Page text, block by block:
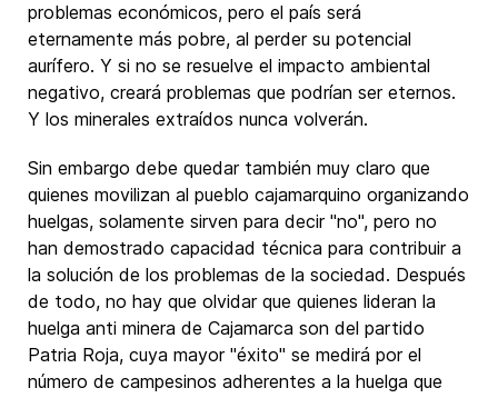
problemas económicos, pero el país será
eternamente más pobre, al perder su potencial
aurífero. Y si no se resuelve el impacto ambiental
negativo, creará problemas que podrían ser eternos.
Y los minerales extraídos nunca volverán.
Sin embargo debe quedar también muy claro que
quienes movilizan al pueblo cajamarquino organizando
huelgas, solamente sirven para decir "no", pero no
han demostrado capacidad técnica para contribuir a
la solución de los problemas de la sociedad. Después
de todo, no hay que olvidar que quienes lideran la
huelga anti minera de Cajamarca son del partido
Patria Roja, cuya mayor "éxito" se medirá por el
número de campesinos adherentes a la huelga que